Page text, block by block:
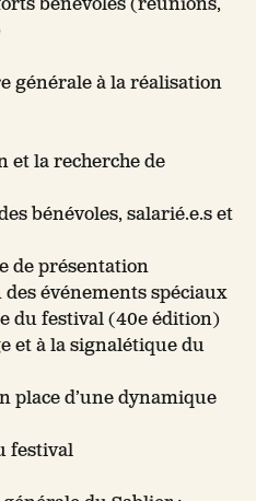
bénévoles (réunions,
générale à la réalisation
et la recherche de
bénévoles, salarié.e.s et
de présentation
événements spéciaux
du festival (40e édition)
et à la signalétique du
place d’une dynamique
festival